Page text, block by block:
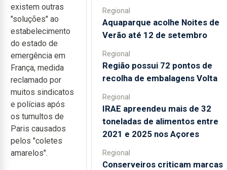
existem outras
"soluções" ao
estabelecimento
do estado de
emergência em
França, medida
reclamado por
muitos sindicatos
e polícias após
os tumultos de
Paris causados
pelos "coletes
amarelos".
Regional
Aquaparque acolhe Noites de
Verão até 12 de setembro
Regional
Região possui 72 pontos de
recolha de embalagens Volta
Regional
IRAE apreendeu mais de 32
toneladas de alimentos entre
2021 e 2025 nos Açores
Regional
Conserveiros criticam marcas